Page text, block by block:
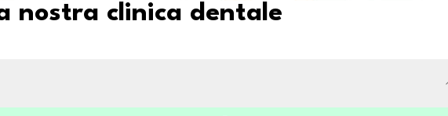
nostra clinica dentale